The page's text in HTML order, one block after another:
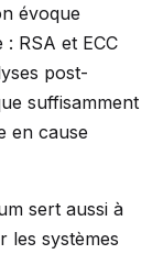
évoque
RSA et ECC
post-
suffisamment
en cause
sert aussi à
les systèmes